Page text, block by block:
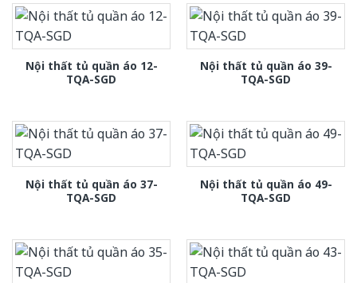
Nội thất tủ quần áo 12-
TQA-SGD
Nội thất tủ quần áo 39-
TQA-SGD
Nội thất tủ quần áo 37-
TQA-SGD
Nội thất tủ quần áo 49-
TQA-SGD